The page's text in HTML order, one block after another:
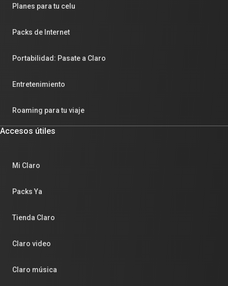
Planes para tu celu
Packs de Internet
Portabilidad: Pasate a Claro
Entretenimiento
Roaming para tu viaje
Accesos útiles
Mi Claro
Packs Ya
Tienda Claro
Claro video
Claro música